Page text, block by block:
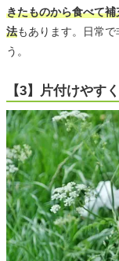
きたものから食べて
法もあります。日常
う。
【3】片付けやす